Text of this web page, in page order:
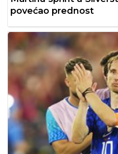
povećao prednost